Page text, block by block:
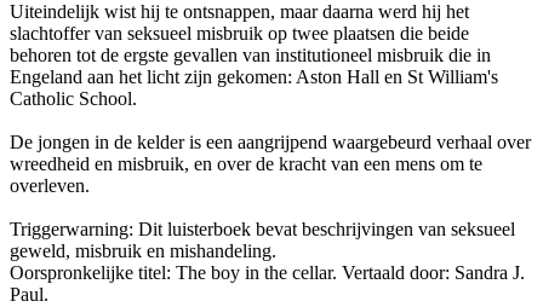
Uiteindelijk wist hij te ontsnappen, maar daarna werd hij het
slachtoffer van seksueel misbruik op twee plaatsen die beide
behoren tot de ergste gevallen van institutioneel misbruik die in
Engeland aan het licht zijn gekomen: Aston Hall en St William's
Catholic School.
De jongen in de kelder is een aangrijpend waargebeurd verhaal over
wreedheid en misbruik, en over de kracht van een mens om te
overleven.
Triggerwarning: Dit luisterboek bevat beschrijvingen van seksueel
geweld, misbruik en mishandeling.
Oorspronkelijke titel: The boy in the cellar. Vertaald door: Sandra J.
Paul.